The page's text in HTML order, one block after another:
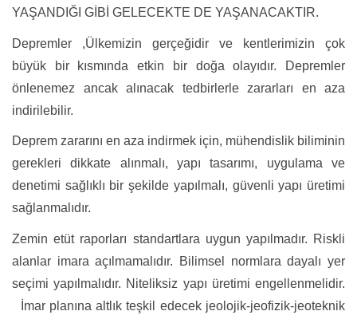
YAŞANDIĞI GİBİ GELECEKTE DE YAŞANACAKTIR.
Depremler ,Ülkemizin gerçeğidir ve kentlerimizin çok
büyük bir kısmında etkin bir doğa olayıdır. Depremler
önlenemez ancak alınacak tedbirlerle zararları en aza
indirilebilir.
Deprem zararını en aza indirmek için, mühendislik biliminin
gerekleri dikkate alınmalı, yapı tasarımı, uygulama ve
denetimi sağlıklı bir şekilde yapılmalı, güvenli yapı üretimi
sağlanmalıdır.
Zemin etüt raporları standartlara uygun yapılmadır. Riskli
alanlar imara açılmamalıdır. Bilimsel normlara dayalı yer
seçimi yapılmalıdır. Niteliksiz yapı üretimi engellenmelidir.
İmar planına altlık teşkil edecek jeolojik-jeofizik-jeoteknik